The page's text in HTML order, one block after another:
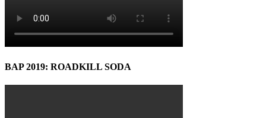
BAP 2019: ROADKILL SODA